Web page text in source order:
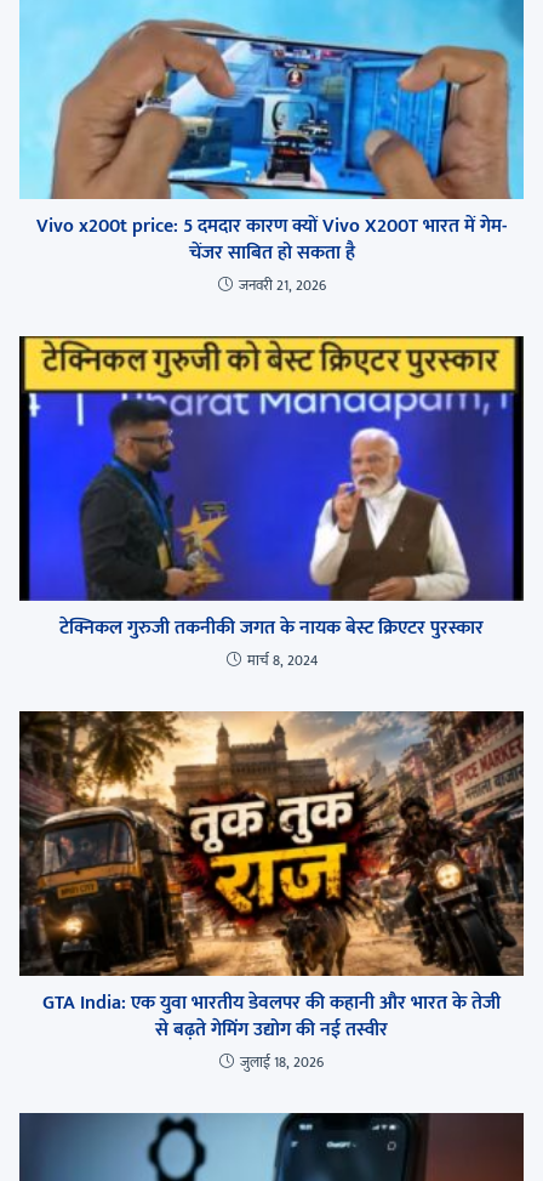
Vivo x200t price: 5 दमदार कारण क्यों Vivo X200T भारत में गेम-
चेंजर साबित हो सकता है
जनवरी 21, 2026
टेक्निकल गुरुजी तकनीकी जगत के नायक बेस्ट क्रिएटर पुरस्कार
मार्च 8, 2024
GTA India: एक युवा भारतीय डेवलपर की कहानी और भारत के तेजी
से बढ़ते गेमिंग उद्योग की नई तस्वीर
जुलाई 18, 2026